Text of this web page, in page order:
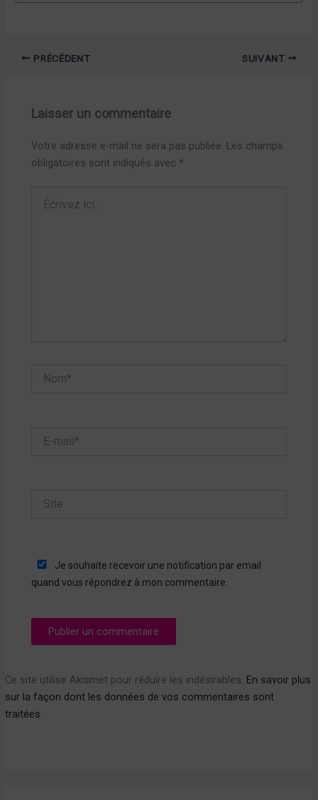
PRÉCÉDENT SUIVANT
Laisser un commentaire
Votre adresse e-mail ne sera pas publiée. Les champs
obligatoires sont indiqués avec *
ici…
mail*
Je souhaite recevoir une notification par email
quand vous répondrez à mon commentaire.
Ce site utilise Akismet pour réduire les indésirables. En savoir plus
sur la façon dont les données de vos commentaires sont
traitées.